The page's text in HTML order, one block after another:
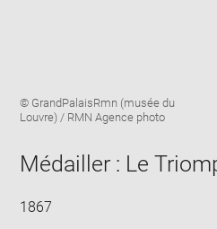
Image
caption:
© GrandPalaisRmn (musée du
Louvre) / RMN Agence photo
Médailler : Le
1867